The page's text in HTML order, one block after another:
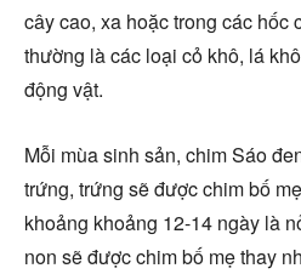
cây cao, xa hoặc trong các hốc
thường là các loại cỏ khô, lá
động vật.
Mỗi mùa sinh sản, chim Sáo
trứng, trứng sẽ được chim bố
khoảng khoảng 12-14 ngày là
non sẽ được chim bố mẹ thay